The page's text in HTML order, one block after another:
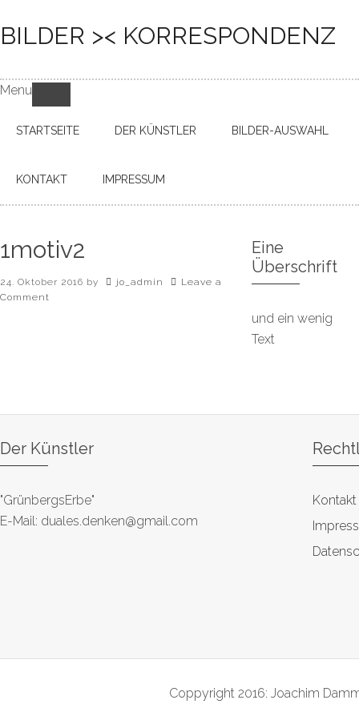
BILDER >< KORRESPONDENZ
Menu
STARTSEITE DER KÜNSTLER BILDER-AUSWAHL
KONTAKT IMPRESSUM
1motiv2
24. Oktober 2016 by jo_admin
Leave a
Comment
Eine
Überschrift
und ein wenig
Text
Der Künstler
"GrünbergsErbe"
E-Mail: duales.denken@gmail.com
Kontakt
Coppyright 2016: Joachim